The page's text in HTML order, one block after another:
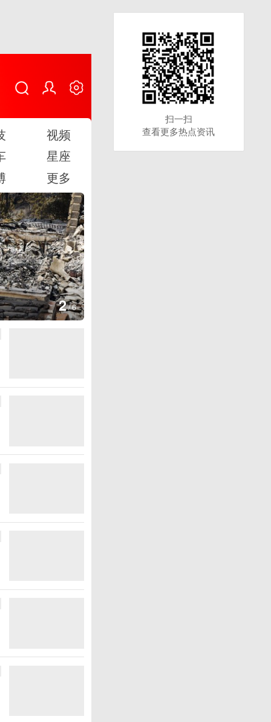
视频
星座
更多
3/6
扫一扫
查看更多热点资讯
扫一扫
查看更多热点资讯